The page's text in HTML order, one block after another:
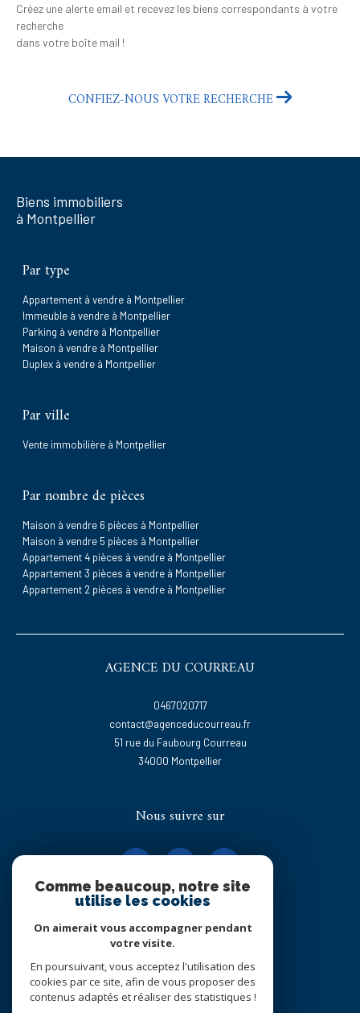
Créez une alerte email et recevez les biens correspondants à votre
recherche
dans votre boîte mail !
CONFIEZ-NOUS VOTRE RECHERCHE
Biens immobiliers
à Montpellier
Par type
Appartement à vendre à Montpellier
Immeuble à vendre à Montpellier
Parking à vendre à Montpellier
Maison à vendre à Montpellier
Duplex à vendre à Montpellier
Par ville
Vente immobilière à Montpellier
Par nombre de pièces
Maison à vendre 6 pièces à Montpellier
Maison à vendre 5 pièces à Montpellier
Appartement 4 pièces à vendre à Montpellier
Appartement 3 pièces à vendre à Montpellier
Appartement 2 pièces à vendre à Montpellier
AGENCE DU COURREAU
0467020717
contact@agenceducourreau.fr
51 rue du Faubourg Courreau
34000
montpellier
Nous suivre sur
Adhérents
Comme beaucoup, notre site
utilise les cookies
On aimerait vous accompagner pendant
votre visite.
En poursuivant, vous acceptez l'utilisation des
cookies par ce site, afin de vous proposer des
contenus adaptés et réaliser des statistiques !